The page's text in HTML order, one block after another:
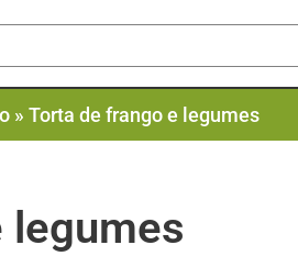
» Torta de frango e legumes
legumes